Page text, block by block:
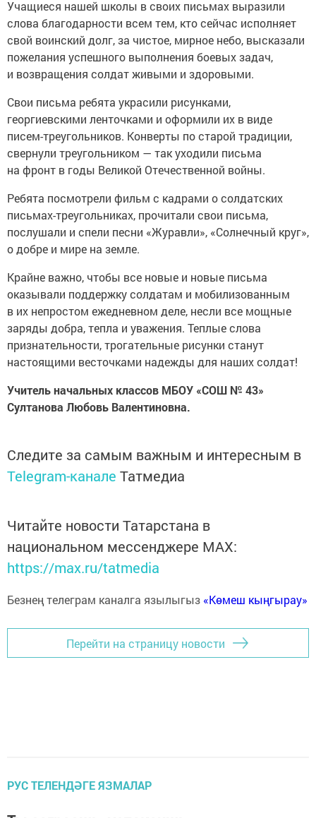
Учащиеся нашей школы в своих письмах выразили
слова благодарности всем тем, кто сейчас исполняет
свой воинский долг, за чистое, мирное небо, высказали
пожелания успешного выполнения боевых задач,
и возвращения солдат живыми и здоровыми.
Свои письма ребята украсили рисунками,
георгиевскими ленточками и оформили их в виде
писем-треугольников. Конверты по старой традиции,
свернули треугольником — так уходили письма
на фронт в годы Великой Отечественной войны.
Ребята посмотрели фильм с кадрами о солдатских
письмах-треугольниках, прочитали свои письма,
послушали и спели песни «Журавли», «Солнечный круг»,
о добре и мире на земле.
Крайне важно, чтобы все новые и новые письма
оказывали поддержку солдатам и мобилизованным
в их непростом ежедневном деле, несли все мощные
заряды добра, тепла и уважения. Теплые слова
признательности, трогательные рисунки станут
настоящими весточками надежды для наших солдат!
Учитель начальных классов МБОУ «СОШ № 43»
Султанова Любовь Валентиновна.
Следите за самым важным и интересным в
Telegram-канале Татмедиа
Читайте новости Татарстана в
национальном мессенджере MАХ:
https://max.ru/tatmedia
Безнең телеграм каналга язылыгыз «Көмеш кыңгырау»
Перейти на страницу новости
РУС ТЕЛЕНДӘГЕ ЯЗМАЛАР